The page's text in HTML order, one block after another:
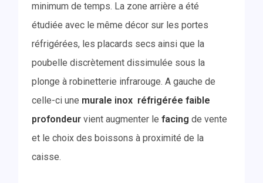
minimum de temps. La zone arrière a été
étudiée avec le même décor sur les portes
réfrigérées, les placards secs ainsi que la
poubelle discrètement dissimulée sous la
plonge à robinetterie infrarouge. A gauche de
celle-ci une murale inox réfrigérée faible
profondeur vient augmenter lefacing de vente
et le choix des boissons à proximité de la
caisse.